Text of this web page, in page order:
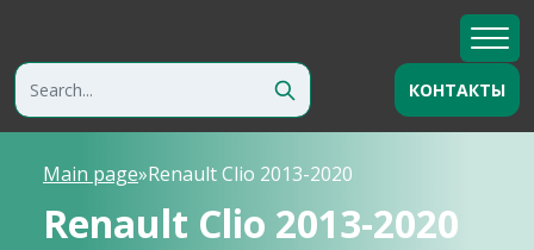
КОНТАКТЫ
Main page»Renault Clio 2013-2020
Renault Clio 2013-2020